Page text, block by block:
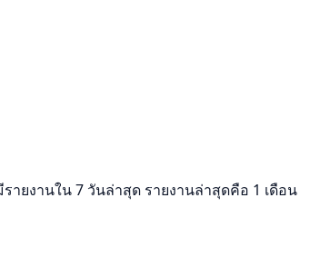
ายงานใน 7 วันล่าสุด รายงานล่าสุดคือ 1 เดือน